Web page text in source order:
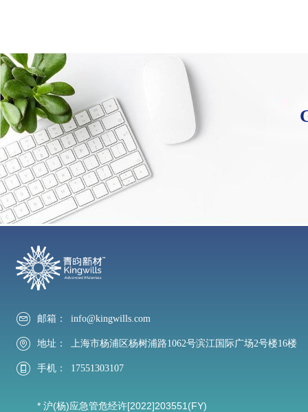
邮箱： info@kingwills.com
地址： 上海市杨浦区杨树浦路1062号滨江国际广场2号楼16楼
手机： 17551303107
* 沪(杨)应急管危经许[2022]203551(FY)